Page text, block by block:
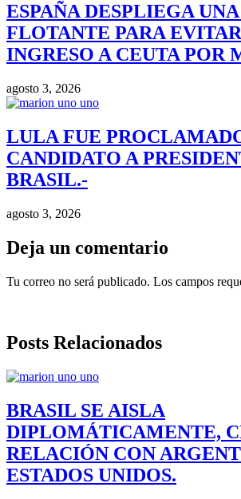
ESPAÑA DESPLIEGA
FLOTANTE PARA
INGRESO A CEUTA POR
agosto 3, 2026
LULA FUE
CANDIDATO A
BRASIL.-
agosto 3, 2026
Deja un comentario
Tu correo no será publicado. Los campos
Posts Relacionados
BRASIL SE AISLA
DIPLOMÁTICAMENTE,
RELACIÓN CON
ESTADOS UNIDOS.